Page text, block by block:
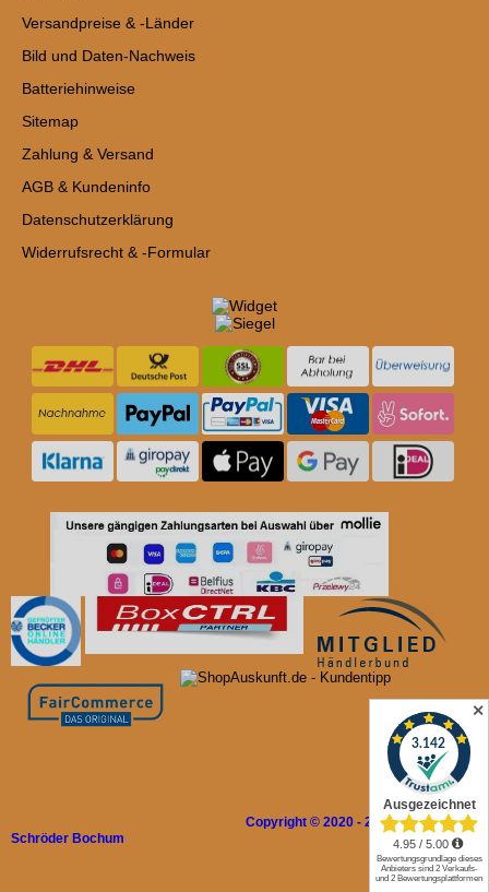
Versandpreise & -Länder
Bild und Daten-Nachweis
Batteriehinweise
Sitemap
Zahlung & Versand
AGB & Kundeninfo
Datenschutzerklärung
Widerrufsrecht & -Formular
Copyright © 2020 - 2026 Rolladen
Schröder Bochum
✕